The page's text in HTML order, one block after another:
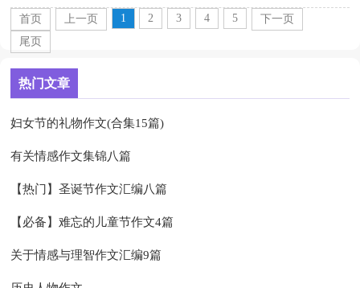
文化交流的目的。你所见过的作文是什么样的呢？以下是...
首页
上一页 1 2 3 4 5
下一页
尾页
热门文章
妇女节的礼物作文(合集15篇)
有关情感作文集锦八篇
【热门】圣诞节作文汇编八篇
【必备】难忘的儿童节作文4篇
关于情感与理智作文汇编9篇